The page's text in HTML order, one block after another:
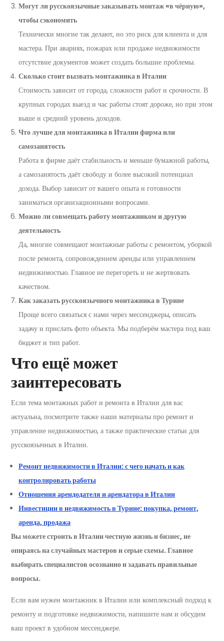
Могут ли русскоязычные заказывать монтаж «в чёрную»,
чтобы сэкономить
Технически многие так делают, но это риск для клиента и для
мастера. При авариях, пожарах или продаже недвижимости
отсутствие документов может создать большие проблемы.
Сколько стоит вызвать монтажника в Италии
Стоимость зависит от города, сложности работ и срочности. В
крупных городах выезд и час работы стоят дороже, но при этом
выше и средний уровень доходов.
Что лучше для монтажника в Италии фирма или
самозанятость
Работа в фирме даёт стабильность и меньше бумажной работы,
а самозанятость даёт свободу и более высокий потенциал
дохода. Выбор зависит от вашего опыта и готовности
заниматься организационными вопросами.
Можно ли совмещать работу монтажником и другую
деятельность
Да, многие совмещают монтажные работы с ремонтом, уборкой
после ремонта, сопровождением аренды или управлением
недвижимостью. Главное не перегореть и не жертвовать
качеством.
Как заказать русскоязычного монтажника в Турине
Проще всего связаться с нами через мессенджеры, описать
задачу и прислать фото объекта. Мы подберём мастера под ваш
бюджет и тип работ.
Что ещё может
заинтересовать
Если тема монтажных работ и ремонта в Италии для вас
актуальна, посмотрите также наши материалы про ремонт и
управление недвижимостью, а также практические статьи для
русскоязычных в Италии.
Ремонт недвижимости в Италии: с чего начать и как
контролировать работы
Отношения арендодателя и арендатора в Италии
Инвестиции в недвижимость в Турине: покупка, ремонт,
аренда, продажа
Вы можете строить в Италии честную жизнь и бизнес, не
опираясь на случайных мастеров и серые схемы. Главное
выбирать специалистов осознанно и задавать правильные
вопросы.
Если вам нужен монтажник в Италии или комплексный подход к
ремонту и подготовке недвижимости, напишите нам и обсудим
ваш проект в удобном мессенджере.